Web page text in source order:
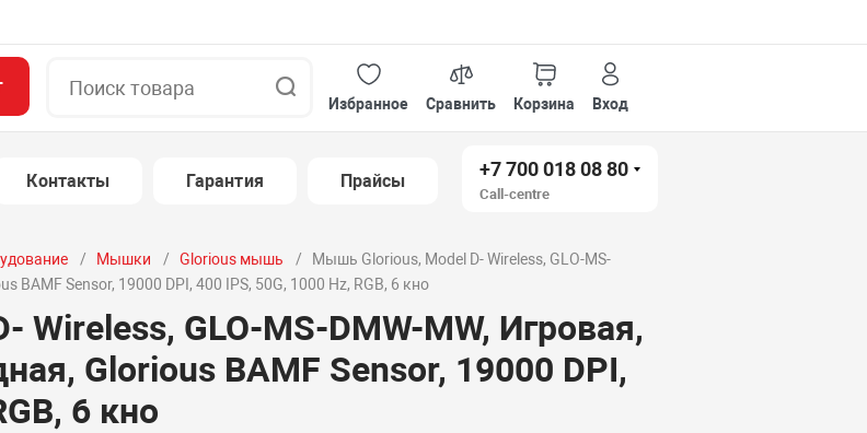
Избранное
Сравнить Корзина Вход
Контакты Гарантия Прайсы
+7 700 018 08 80
Call-centre
Мышки Glorious мышь
Мышь Glorious, Model D- Wireless, GLO-MS-
BAMF Sensor, 19000 DPI, 400 IPS, 50G, 1000 Hz, RGB, 6 кно
GLO-MS-DMW-MW, Игровая,
Glorious BAMF Sensor, 19000 DPI,
6 кно